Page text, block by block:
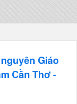
Giáo
Cần Thơ -